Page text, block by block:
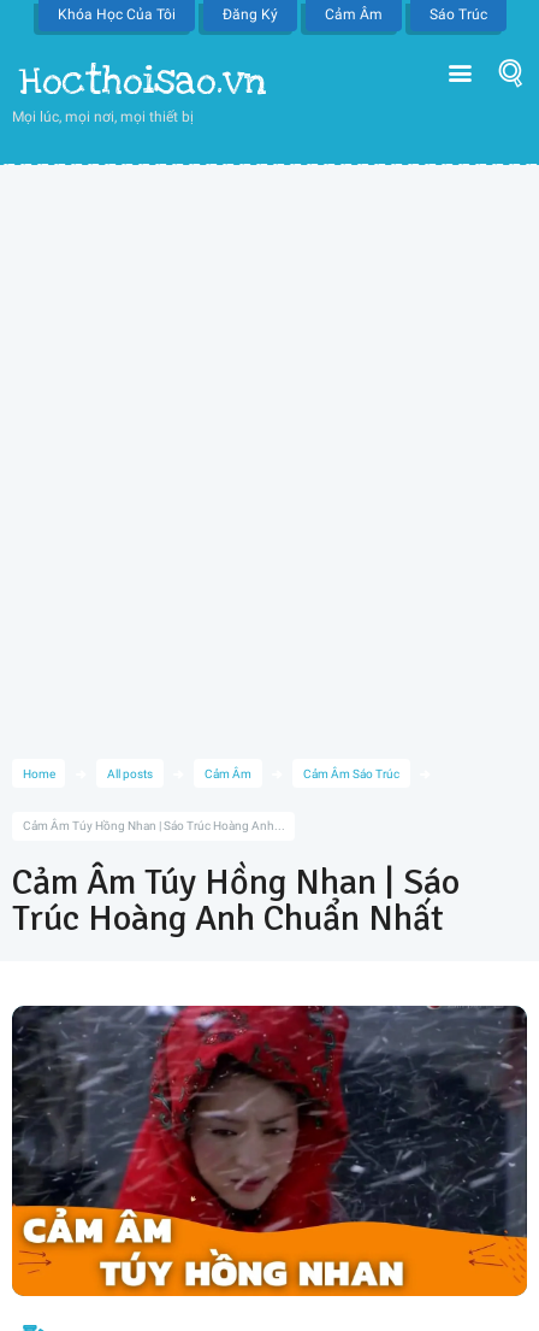
Khóa Học Của Tôi Đăng Ký Cảm Âm Sáo Trúc
Hocthoisao.vn
Mọi lúc, mọi nơi, mọi thiết bị
Home All posts Cảm Âm Cảm Âm Sáo Trúc
Cảm Âm Túy Hồng Nhan | Sáo Trúc Hoàng Anh...
Cảm Âm Túy Hồng Nhan | Sáo
Trúc Hoàng Anh Chuẩn Nhất